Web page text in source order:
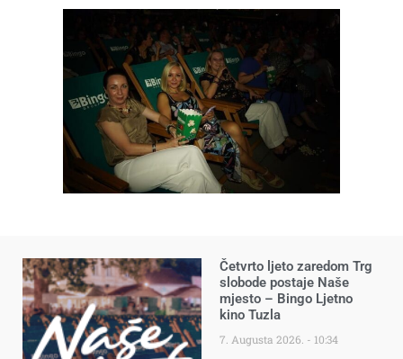
Četvrto ljeto zaredom Trg
slobode postaje Naše
mjesto – Bingo Ljetno
kino Tuzla
7. Augusta 2026. 10:34